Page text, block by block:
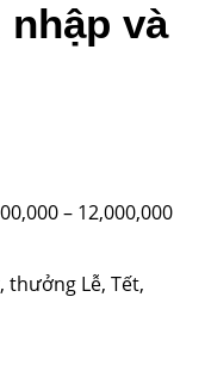
và
– 12,000,000
thưởng Lễ, Tết,